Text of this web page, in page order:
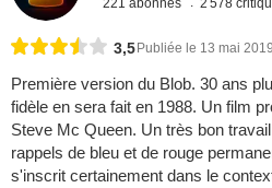
3,5 Publiée le 13 mai 2019
Première version du Blob. 30 ans
fidèle en sera fait en 1988. Un film
Steve Mc Queen. Un très bon
rappels de bleu et de rouge
s'inscrit certainement dans le